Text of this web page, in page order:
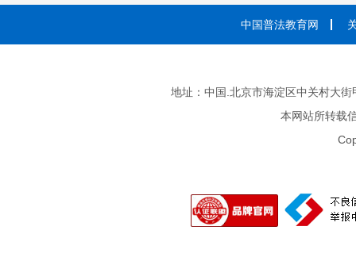
中国普法教育网
地址：中国.北京市海淀区中关村大
本网站所转载